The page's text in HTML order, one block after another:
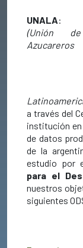
UNALA:
(Unión de
Azucareros
a través del
institución
de datos
de la
estudio por
para el
nuestros
siguientes